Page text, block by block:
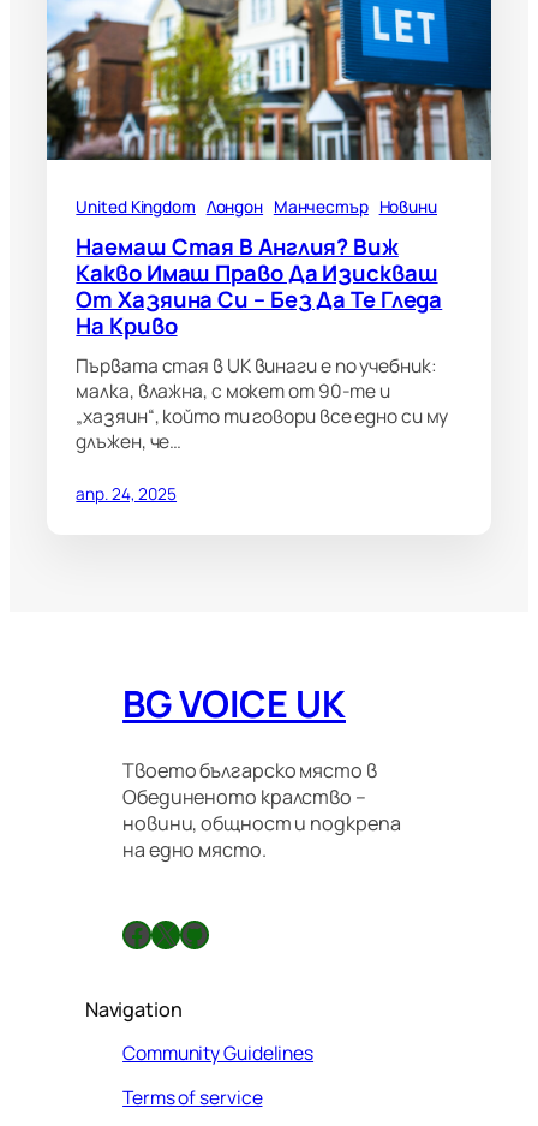
United Kingdom Лондон Манчестър Новини
Наемаш Стая В Англия? Виж
Какво Имаш Право Да Изискваш
От Хазяина Си – Без Да Те Гледа
На Криво
Първата стая в UK винаги е по учебник:
малка, влажна, с мокет от 90-те и
„хазяин“, който ти говори все едно си му
длъжен, че…
апр. 24, 2025
BG VOICE UK
Твоето българско място в
Обединеното кралство –
новини, общност и подкрепа
на едно място.
Facebook X GitHub
Navigation
Community Guidelines
Terms of service